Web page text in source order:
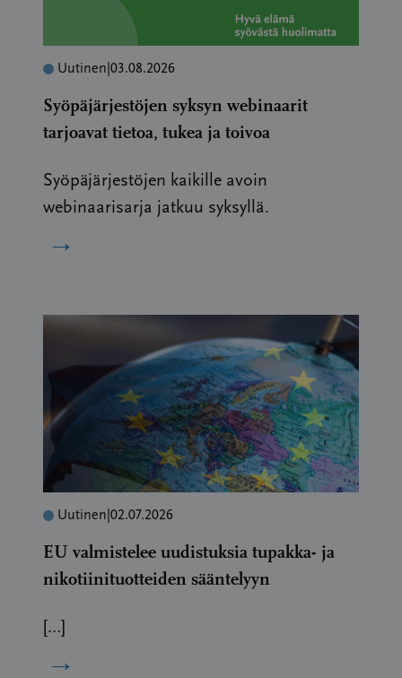
Uutinen 03.08.2026
Syöpäjärjestöjen syksyn webinaarit
tarjoavat tietoa, tukea ja toivoa
Syöpäjärjestöjen kaikille avoin
webinaarisarja jatkuu syksyllä.
→
Uutinen 02.07.2026
EU valmistelee uudistuksia tupakka- ja
nikotiinituotteiden sääntelyyn
[…]
→